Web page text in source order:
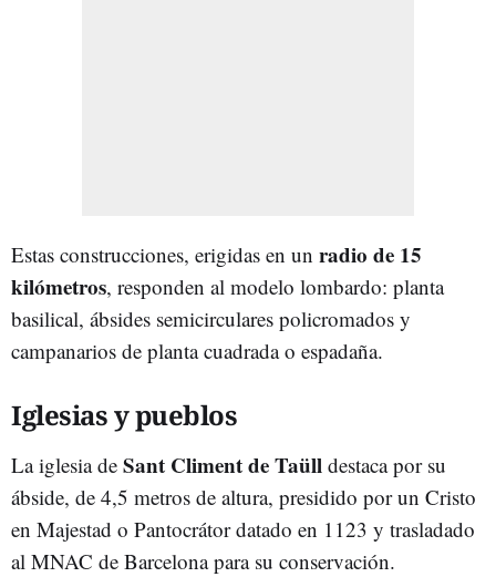
Estas construcciones, erigidas en un radio de 15
kilómetros, responden al modelo lombardo: planta
basilical, ábsides semicirculares policromados y
campanarios de planta cuadrada o espadaña.
Iglesias y pueblos
La iglesia de Sant Climent de Taüll destaca por su
ábside, de 4,5 metros de altura, presidido por un Cristo
en Majestad o Pantocrátor datado en 1123 y trasladado
al MNAC de Barcelona para su conservación.